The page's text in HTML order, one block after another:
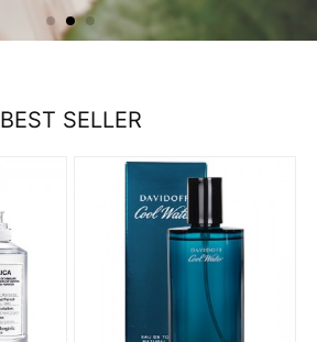
BEST SELLER